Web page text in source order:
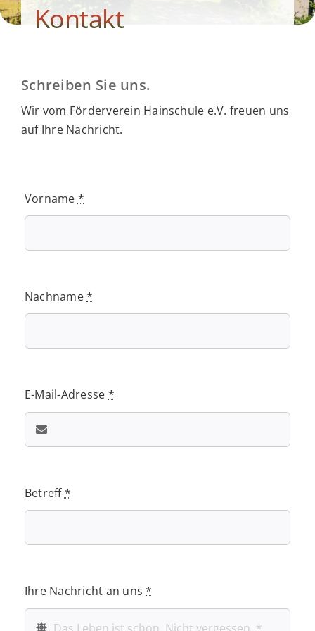
Kontakt
Kontakt
Schreiben Sie uns.
Wir vom Förderverein Hainschule e.V. freuen uns
auf Ihre Nachricht.
Vorname *
Nachname*
E-Mail-Adresse*
Betreff*
Ihre Nachricht an uns*